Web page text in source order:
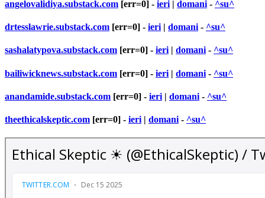
angelovalidiya.substack.com [err=0] - ieri | domani - ^su^
drtesslawrie.substack.com [err=0] - ieri | domani - ^su^
sashalatypova.substack.com [err=0] - ieri | domani - ^su^
bailiwicknews.substack.com [err=0] - ieri | domani - ^su^
anandamide.substack.com [err=0] - ieri | domani - ^su^
theethicalskeptic.com [err=0] - ieri | domani - ^su^